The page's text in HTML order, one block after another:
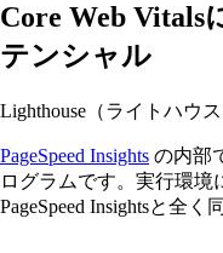
Core Web Vitals
テンシャル
Lighthouse（ライトハウ
PageSpeed Insights の内部
ログラムです。実行環境
PageSpeed Insightsと全く